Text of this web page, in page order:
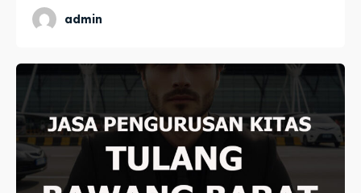
admin